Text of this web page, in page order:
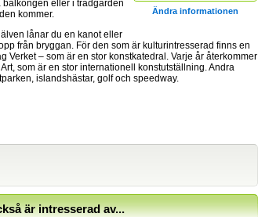
Ändra informationen
balkongen eller i trädgården
kommer.
lånar du en kanot eller
från bryggan. För den som är kulturintresserad finns en
Verket – som är en stor konstkatedral. Varje år återkommer
som är en stor internationell konstutställning. Andra
islandshästar, golf och speedway.
är intresserad av...